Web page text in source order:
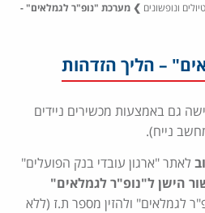
טיולים ונופשונים ❯ מערכת "נופ"ר לגמלאים" -
– הליך הזדהות
גם באמצעות מכשירים ניידים
נייח).
לאתר "ארגון עובדי בנק הפועלים"
הישן ל"נופ"ר לגמלאים"
לגמלאים" ולהזין מספר ת.ז (ללא